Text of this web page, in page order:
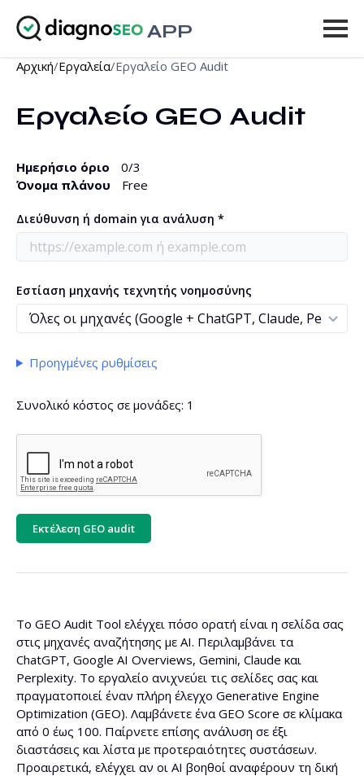
APP
Εργαλεία
Τιμοκατάλογος
Είσοδος
ΑΝΑΒΆΘΜΙΣΗ
Αρχική/Εργαλεία/Εργαλείο GEO Audit
Εργαλείο GEO Audit
Ημερήσιο όριο 0/3
Όνομα πλάνου
Free
Διεύθυνση ή domain για ανάλυση *
Εστίαση μηχανής τεχνητής νοημοσύνης
Προηγμένες ρυθμίσεις
Συνολικό κόστος σε μονάδες: 1
Εκτέλεση GEO audit
Το GEO Audit Tool ελέγχει πόσο ορατή είναι η σελίδα σας
στις μηχανές αναζήτησης με AI. Περιλαμβάνει τα
ChatGPT, Google AI Overviews, Gemini, Claude και
Perplexity. Το εργαλείο ανιχνεύει τις σελίδες σας και
πραγματοποιεί έναν πλήρη έλεγχο Generative Engine
Optimization (GEO). Λαμβάνετε ένα GEO Score σε κλίμακα
από 0 έως 100. Παίρνετε επίσης ανάλυση σε έξι
διαστάσεις και λίστα με προτεραιότητες συστάσεων.
Προαιρετικά, ελέγχει αν οι AI βοηθοί αναφέρουν τη δική